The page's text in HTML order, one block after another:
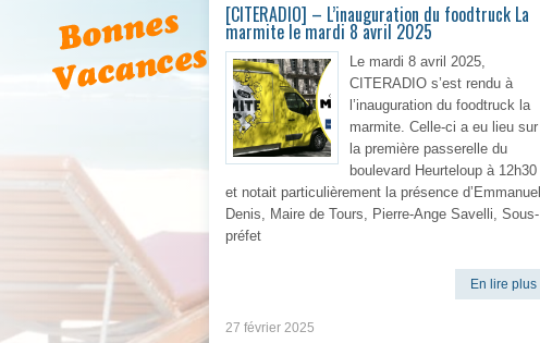
[CITERADIO] – L’inauguration du foodtruck La
marmite le mardi 8 avril 2025
Le mardi 8 avril 2025,
CITERADIO s’est rendu à
l’inauguration du foodtruck la
marmite. Celle-ci a eu lieu sur
la première passerelle du
boulevard Heurteloup à 12h30
et notait particulièrement la présence d’Emmanuel
Denis, Maire de Tours, Pierre-Ange Savelli, Sous-
préfet
En lire plus
27 février 2025